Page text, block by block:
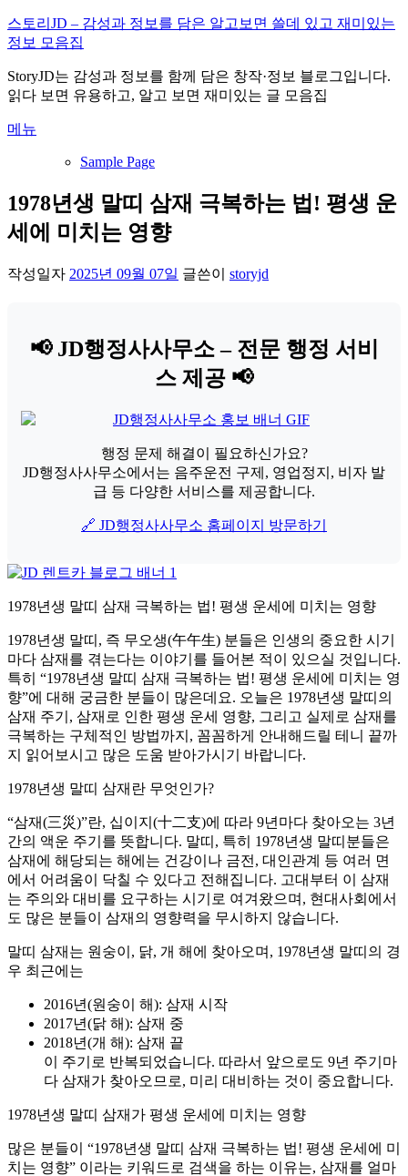
내
용
로
바
가
스토리JD – 감성과 정보를 담은 알고보면 쓸데 있고 재미있는
정보 모음집
StoryJD는 감성과 정보를 함께 담은 창작·정보 블로그입니다.
읽다 보면 유용하고, 알고 보면 재미있는 글 모음집
메뉴
Sample Page
1978년생 말띠 삼재 극복하는 법! 평생 운
세에 미치는 영향
작성일자 2025년 09월 07일 글쓴이 storyjd
📢 JD행정사사무소 – 전문 행정 서비
스 제공 📢
행정 문제 해결이 필요하신가요?
JD행정사사무소에서는 음주운전 구제, 영업정지, 비자 발
급 등 다양한 서비스를 제공합니다.
🔗 JD행정사사무소 홈페이지 방문하기
1978년생 말띠 삼재 극복하는 법! 평생 운세에 미치는 영향
1978년생 말띠, 즉 무오생(午午生) 분들은 인생의 중요한 시기
마다 삼재를 겪는다는 이야기를 들어본 적이 있으실 것입니다.
특히 “1978년생 말띠 삼재 극복하는 법! 평생 운세에 미치는 영
향”에 대해 궁금한 분들이 많은데요. 오늘은 1978년생 말띠의
삼재 주기, 삼재로 인한 평생 운세 영향, 그리고 실제로 삼재를
극복하는 구체적인 방법까지, 꼼꼼하게 안내해드릴 테니 끝까
지 읽어보시고 많은 도움 받아가시기 바랍니다.
1978년생 말띠 삼재란 무엇인가?
“삼재(三災)”란, 십이지(十二支)에 따라 9년마다 찾아오는 3년
간의 액운 주기를 뜻합니다. 말띠, 특히 1978년생 말띠분들은
삼재에 해당되는 해에는 건강이나 금전, 대인관계 등 여러 면
에서 어려움이 닥칠 수 있다고 전해집니다. 고대부터 이 삼재
는 주의와 대비를 요구하는 시기로 여겨왔으며, 현대사회에서
도 많은 분들이 삼재의 영향력을 무시하지 않습니다.
말띠 삼재는 원숭이, 닭, 개 해에 찾아오며, 1978년생 말띠의 경
우 최근에는
2016년(원숭이 해): 삼재 시작
2017년(닭 해): 삼재 중
2018년(개 해): 삼재 끝
이 주기로 반복되었습니다. 따라서 앞으로도 9년 주기마
다 삼재가 찾아오므로, 미리 대비하는 것이 중요합니다.
1978년생 말띠 삼재가 평생 운세에 미치는 영향
많은 분들이 “1978년생 말띠 삼재 극복하는 법! 평생 운세에 미
치는 영향” 이라는 키워드로 검색을 하는 이유는, 삼재를 얼마